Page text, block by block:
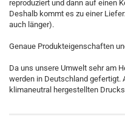
reproduziert und dann auf einen
Deshalb kommt es zu einer
auch länger).
Genaue Produkteigenschaften
Da uns unsere Umwelt sehr am
werden in Deutschland gefertigt.
klimaneutral hergestellten